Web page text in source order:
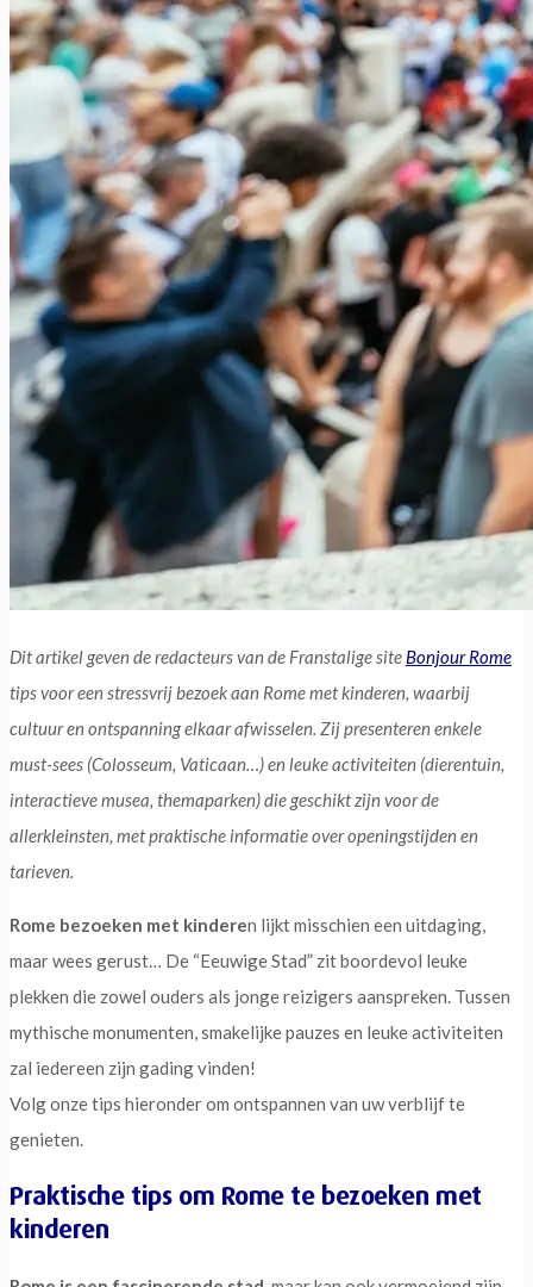
Dit artikel geven de redacteurs van de Franstalige site Bonjour Rome
tips voor een stressvrij bezoek aan Rome met kinderen, waarbij
cultuur en ontspanning elkaar afwisselen. Zij presenteren enkele
must-sees (Colosseum, Vaticaan…) en leuke activiteiten (dierentuin,
interactieve musea, themaparken) die geschikt zijn voor de
allerkleinsten, met praktische informatie over openingstijden en
tarieven.
Rome bezoeken met kinderen lijkt misschien een uitdaging,
maar wees gerust… De “Eeuwige Stad” zit boordevol leuke
plekken die zowel ouders als jonge reizigers aanspreken. Tussen
mythische monumenten, smakelijke pauzes en leuke activiteiten
zal iedereen zijn gading vinden!
Volg onze tips hieronder om ontspannen van uw verblijf te
genieten.
Praktische tips om Rome te bezoeken met
kinderen